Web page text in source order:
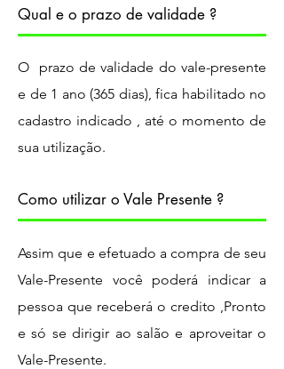
Qual e o prazo de validade ?
O prazo de validade do vale-presente
e de 1 ano (365 dias), fica habilitado no
cadastro indicado , até o momento de
sua utilização.
Como utilizar o Vale Presente ?
Assim que e efetuado a compra de seu
Vale-Presente você poderá indicar a
pessoa que receberá o credito ,Pronto
e só se dirigir ao salão e aproveitar o
Vale-Presente.